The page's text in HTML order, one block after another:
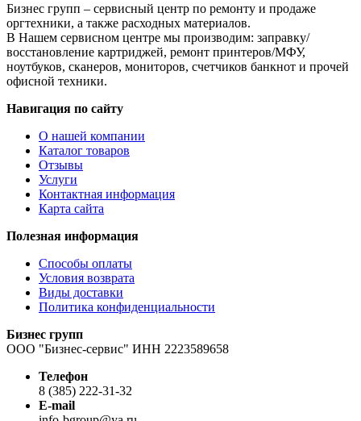
Бизнес групп – сервисный центр по ремонту и продаже
оргтехники, а также расходных материалов.
В Нашем сервисном центре мы производим: заправку/
восстановление картриджей, ремонт принтеров/МФУ,
ноутбуков, сканеров, мониторов, счетчиков банкнот и прочей
офисной техники.
Навигация по сайту
О нашей компании
Каталог товаров
Отзывы
Услуги
Контактная информация
Карта сайта
Полезная информация
Способы оплаты
Условия возврата
Виды доставки
Политика конфиденциальности
Бизнес групп
ООО "Бизнес-сервис" ИНН 2223589658
Телефон
8 (385) 222-31-32
E-mail